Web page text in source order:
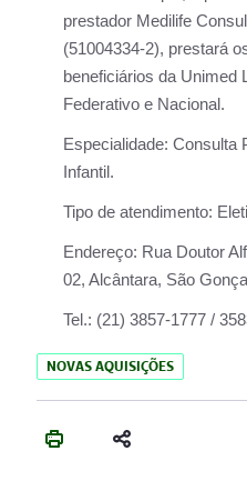
prestador Medilife
(51004334-2), prestará
beneficiários da Unimed
Federativo e Nacional.
Especialidade: Consulta
Infantil.
Tipo de atendimento:
Endereço: Rua Doutor
02, Alcântara, São
Tel.: (21) 3857-1777 /
NOVAS AQUISIÇÕES